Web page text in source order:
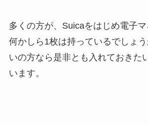
多くの方が、Suicaをはじめ電子
何かしら1枚は持っているでしょ
いの方なら是非とも入れておきた
います。